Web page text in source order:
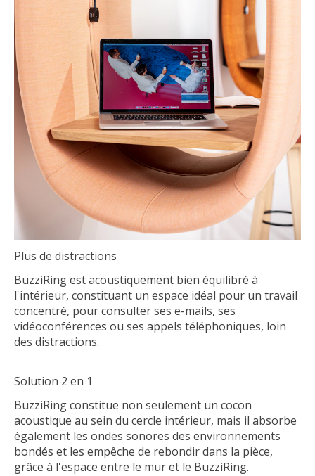
Plus de distractions
BuzziRing est acoustiquement bien équilibré à
l'intérieur, constituant un espace idéal pour un travail
concentré, pour consulter ses e-mails, ses
vidéoconférences ou ses appels téléphoniques, loin
des distractions.
Solution 2 en 1
BuzziRing constitue non seulement un cocon
acoustique au sein du cercle intérieur, mais il absorbe
également les ondes sonores des environnements
bondés et les empêche de rebondir dans la pièce,
grâce à l'espace entre le mur et le BuzziRing.